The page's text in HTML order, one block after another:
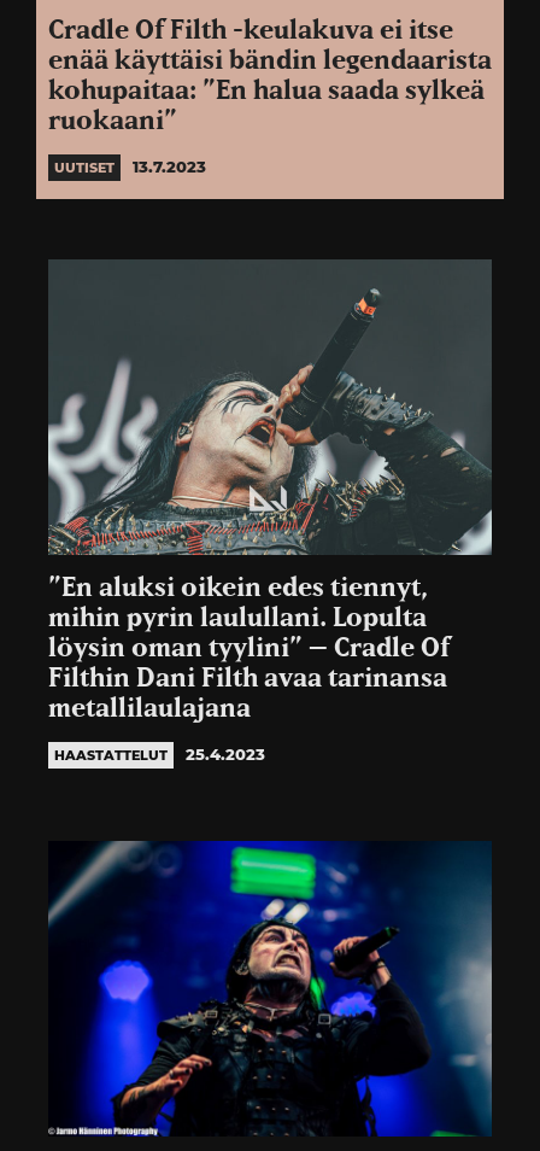
Cradle Of Filth -keulakuva ei itse
enää käyttäisi bändin legendaarista
kohupaitaa: ”En halua saada sylkeä
ruokaani”
UUTISET 13.7.2023
”En aluksi oikein edes tiennyt,
mihin pyrin laulullani. Lopulta
löysin oman tyylini” – Cradle Of
Filthin Dani Filth avaa tarinansa
metallilaulajana
HAASTATTELUT 25.4.2023